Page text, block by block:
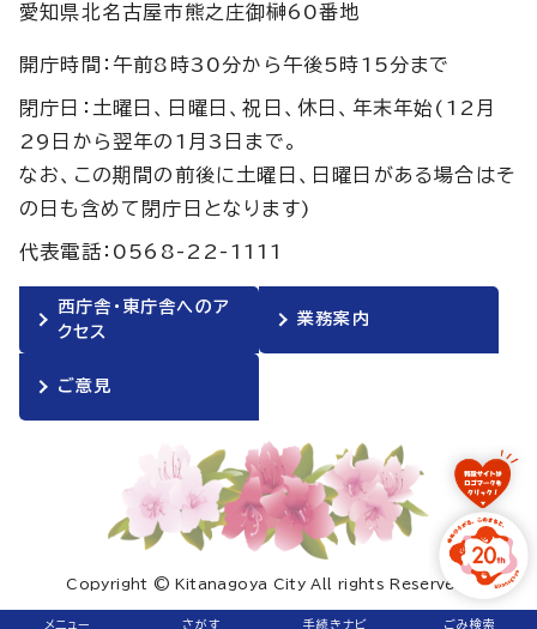
メニュー さがす 手続きナビ ごみ検索
愛知県北名古屋市熊之庄御榊60番地
開庁時間：午前8時30分から午後5時15分まで
閉庁日：土曜日、日曜日、祝日、休日、年末年始(12月
29日から翌年の1月3日まで。
なお、この期間の前後に土曜日、日曜日がある場合はそ
の日も含めて閉庁日となります)
代表電話：0568-22-1111
西庁舎・東庁舎へのア
クセス
業務案内
ご意見
Copyright © Kitanagoya City All rights Reserved.